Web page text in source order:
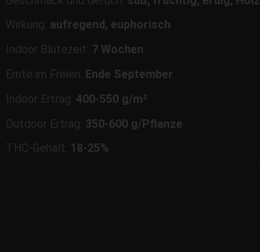
Wirkung: aufregend, euphorisch
Indoor Blütezeit: 7 Wochen
Ernte im Freien: Ende September
Indoor Ertrag: 400-550 g/m²
Outdoor Ertrag: 350-600 g/Pflanze
THC-Gehalt: 18-25%